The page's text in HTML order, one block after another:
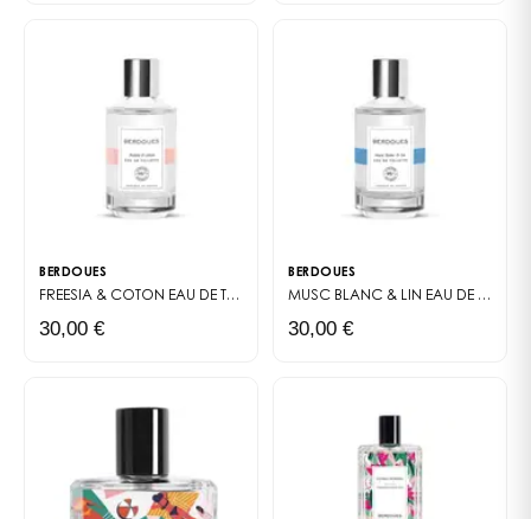
Lancée en 2023, Baies & Fun s'inscrit dans cette
sacrifient rien au plaisir. C'est le genre de parfum
qu'on choisit autant pour son odeur que pour ce
qu'il nous apporte au quotidien. Et pour une eau de
toilette de 30 ml, la projection reste honnête — elle
accompagne sans imposer, exactement ce qu'on
BERDOUES
FREESIA & COTON EAU DE TOILETTE
30,00 €
BERDOUES
MUSC BLANC & LIN EAU DE TOILETTE
30,00 €